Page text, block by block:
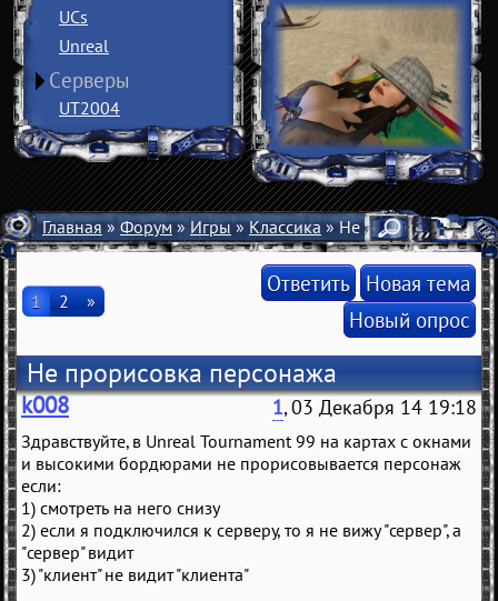
UCs
Unreal
Серверы
UT2004
Главная»Форум»Игры»Классика» Не прорисовка
1 2 »
Ответить Новая тема
Новый опрос
Не прорисовка персонажа
k008 1, 03 Декабря 14 19:18
Здравствуйте, в Unreal Tournament 99 на картах с окнами
и высокими бордюрами не прорисовывается персонаж
если:
1) смотреть на него снизу
2) если я подключился к серверу, то я не вижу "сервер", а
"сервер" видит
3) "клиент" не видит "клиента"